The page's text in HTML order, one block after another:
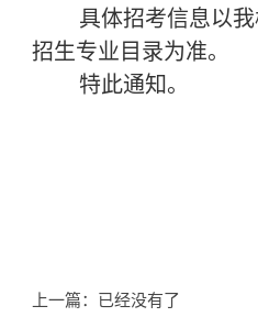
具体招考信息以
招生专业目录为准。
特此通知。
上一篇：已经没有了